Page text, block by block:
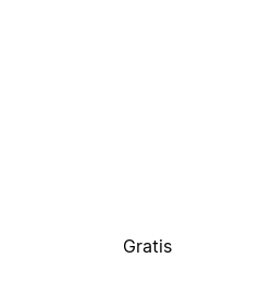
Gratis